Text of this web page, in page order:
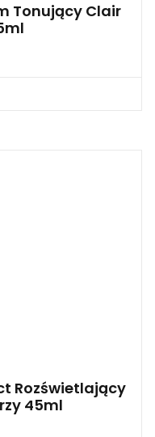
Tonujący Clair
Rozświetlający
45ml